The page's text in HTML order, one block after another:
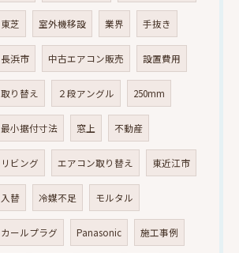
東芝 室外機移設 業界 手抜き
長浜市 中古エアコン販売 設置費用
取り替え ２段アングル 250mm
最小据付寸法 窓上 不動産
リビング エアコン取り替え 東近江市
入替 冷媒不足 モルタル
カールプラグ Panasonic 施工事例